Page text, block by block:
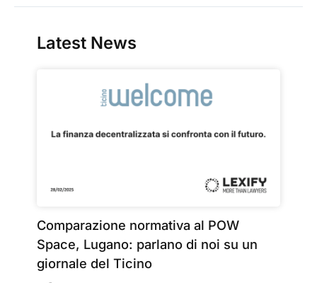
Latest News
Comparazione normativa al POW
Space, Lugano: parlano di noi su un
giornale del Ticino